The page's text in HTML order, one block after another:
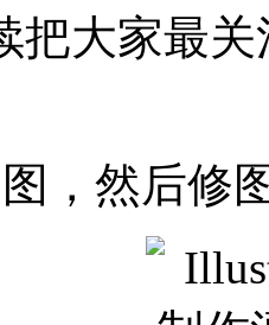
把大家最
，然后修